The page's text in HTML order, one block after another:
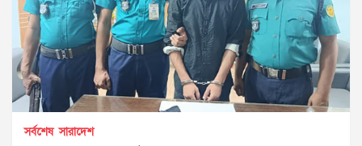
সর্বশেষ সারাদেশ